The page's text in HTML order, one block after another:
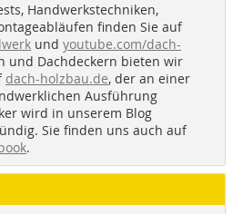
Handwerkstechniken,
finden Sie auf
und youtube.com/dach-
und Dachdeckern bieten wir
dach-holzbau.de, der an einer
Ausführung
wird in unserem Blog
Sie finden uns auch auf
.